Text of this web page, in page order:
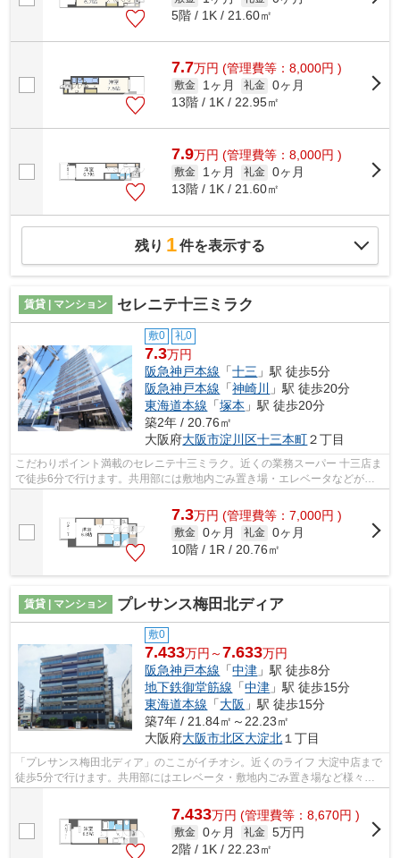
5階 / 1K / 21.60㎡
7.7万円 (管理費等：8,000円 )
敷金 1ヶ月 礼金 0ヶ月
13階 / 1K / 22.95㎡
7.9万円 (管理費等：8,000円 )
敷金 1ヶ月 礼金 0ヶ月
13階 / 1K / 21.60㎡
残り 1件を表示する
賃貸 | マンション セレニテ十三ミラク
敷0 礼0
7.3万円
阪急神戸本線 「十三 」駅 徒歩5分
阪急神戸本線 「神崎川
」駅 徒歩20分
東海道本線 「塚本 」駅 徒歩20分
築2年 / 20.76㎡
大阪府大阪市淀川区十三本町２丁目
こだわりポイント満載のセレニテ十三ミラク。近くの業務スーパー 十三店ま
で徒歩6分で行けます。共用部には敷地内ごみ置き場・エレベータなどが備
わっておりとても充実しています。こ...
7.3万円 (管理費等：7,000円 )
敷金 0ヶ月 礼金 0ヶ月
10階 / 1R / 20.76㎡
賃貸 | マンション プレサンス梅田北ディア
敷0
7.433万円～7.633万円
阪急神戸本線 「中津 」駅 徒歩8分
地下鉄御堂筋線 「中津 」駅 徒歩15分
東海道本線 「大阪 」駅 徒歩15分
築7年 / 21.84㎡～22.23㎡
大阪府大阪市北区大淀北１丁目
「プレサンス梅田北ディア」のここがイチオシ。近くのライフ 大淀中店まで
徒歩5分で行けます。共用部にはエレベータ・敷地内ごみ置き場など様々な
7.433万円 (管理費等：8,670円 )
敷金 0ヶ月 礼金 5万円
2階 / 1K / 22.23㎡